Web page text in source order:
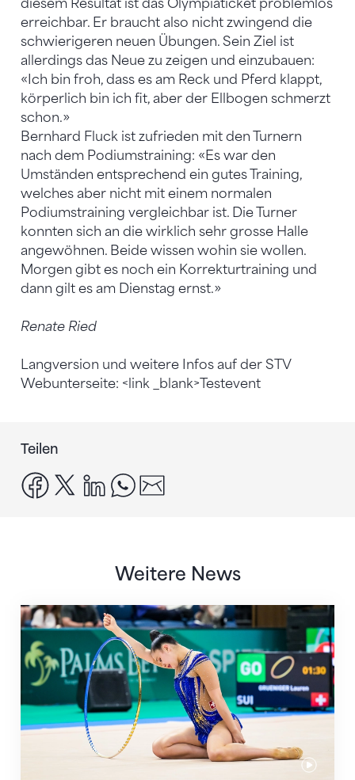
diesem Resultat ist das Olympiaticket problemlos
erreichbar. Er braucht also nicht zwingend die
schwierigeren neuen Übungen. Sein Ziel ist
allerdings das Neue zu zeigen und einzubauen:
«Ich bin froh, dass es am Reck und Pferd klappt,
körperlich bin ich fit, aber der Ellbogen schmerzt
schon.»
Bernhard Fluck ist zufrieden mit den Turnern
nach dem Podiumstraining: «Es war den
Umständen entsprechend ein gutes Training,
welches aber nicht mit einem normalen
Podiumstraining vergleichbar ist. Die Turner
konnten sich an die wirklich sehr grosse Halle
angewöhnen. Beide wissen wohin sie wollen.
Morgen gibt es noch ein Korrekturtraining und
dann gilt es am Dienstag ernst.»
Renate Ried
Langversion und weitere Infos auf der STV
Webunterseite: <link _blank>Testevent
Teilen
facebook
x linkedinwhatsapp
Weitere News
Nächster Halt: Weltmeisterschaft